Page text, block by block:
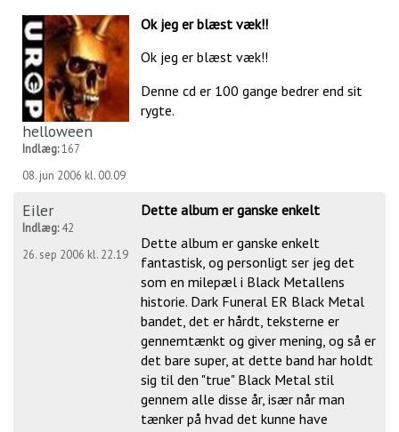
helloween
Indlæg:167
08. jun 2006 kl. 00.09
Ok jeg er blæst væk!!
Ok jeg er blæst væk!!
Denne cd er 100 gange bedrer end sit
rygte.
Eiler
Indlæg:42
26. sep 2006 kl. 22.19
Dette album er ganske enkelt
Dette album er ganske enkelt
fantastisk, og personligt ser jeg det
som en milepæl i Black Metallens
historie. Dark Funeral ER Black Metal
bandet, det er hårdt, teksterne er
gennemtænkt og giver mening, og så er
det bare super, at dette band har holdt
sig til den "true" Black Metal stil
gennem alle disse år, især når man
tænker på hvad det kunne have